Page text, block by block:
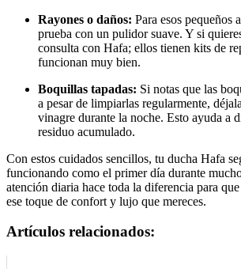
Rayones o daños: Para esos pequeños
prueba con un pulidor suave. Y si
consulta con Hafa; ellos tienen kits de
funcionan muy bien.
Boquillas tapadas: Si notas que las
a pesar de limpiarlas regularmente,
vinagre durante la noche. Esto ayuda a
residuo acumulado.
Con estos cuidados sencillos, tu ducha Hafa
funcionando como el primer día durante
atención diaria hace toda la diferencia para
ese toque de confort y lujo que mereces.
Artículos relacionados: